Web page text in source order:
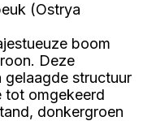
(Ostrya
boom
Deze
gelaagde structuur
tot omgekeerd
donkergroen